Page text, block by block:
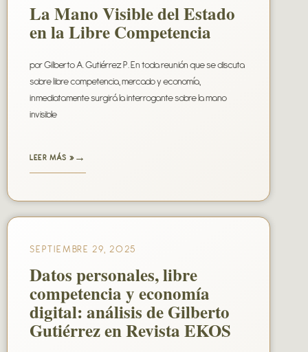
La Mano Visible del Estado
en la Libre Competencia
por Gilberto A. Gutiérrez P. En toda reunión que se discuta
sobre libre competencia, mercado y economía,
inmediatamente surgirá la interrogante sobre la mano
invisible
LEER MÁS »
Datos personales, libre
competencia y economía
digital: análisis de Gilberto
Gutiérrez en Revista EKOS
SEPTIEMBRE 29, 2025